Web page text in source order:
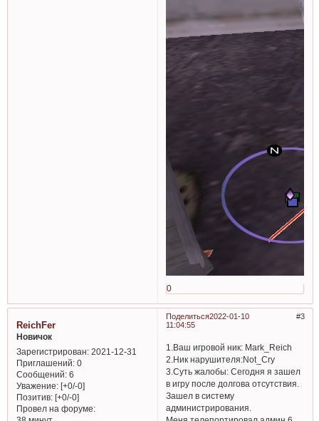
0
Поделиться 3
2022-01-10
11:04:55
ReichFer
Новичок
Зарегистрирован: 2021-12-31
Приглашений:0
Сообщений:6
Уважение: [+0/-0]
Позитив: [+0/-0]
Провел на форуме:
1.Ваш игровой ник: Mark_Reich
2.Ник нарушителя:Not_Cry
3.Суть жалобы: Сегодня я зашел
в игру после долгова отсутствия.
Зашел в систему
администрирования.